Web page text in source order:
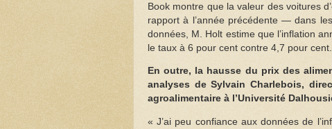
Book montre que la valeur des voitures
rapport à l’année précédente — dans
données, M. Holt estime que l’inflation
le taux à 6 pour cent contre 4,7 pour cent.
En outre, la hausse du prix des
analyses de Sylvain Charlebois,
agroalimentaire à l’Université
« J’ai peu confiance aux données de